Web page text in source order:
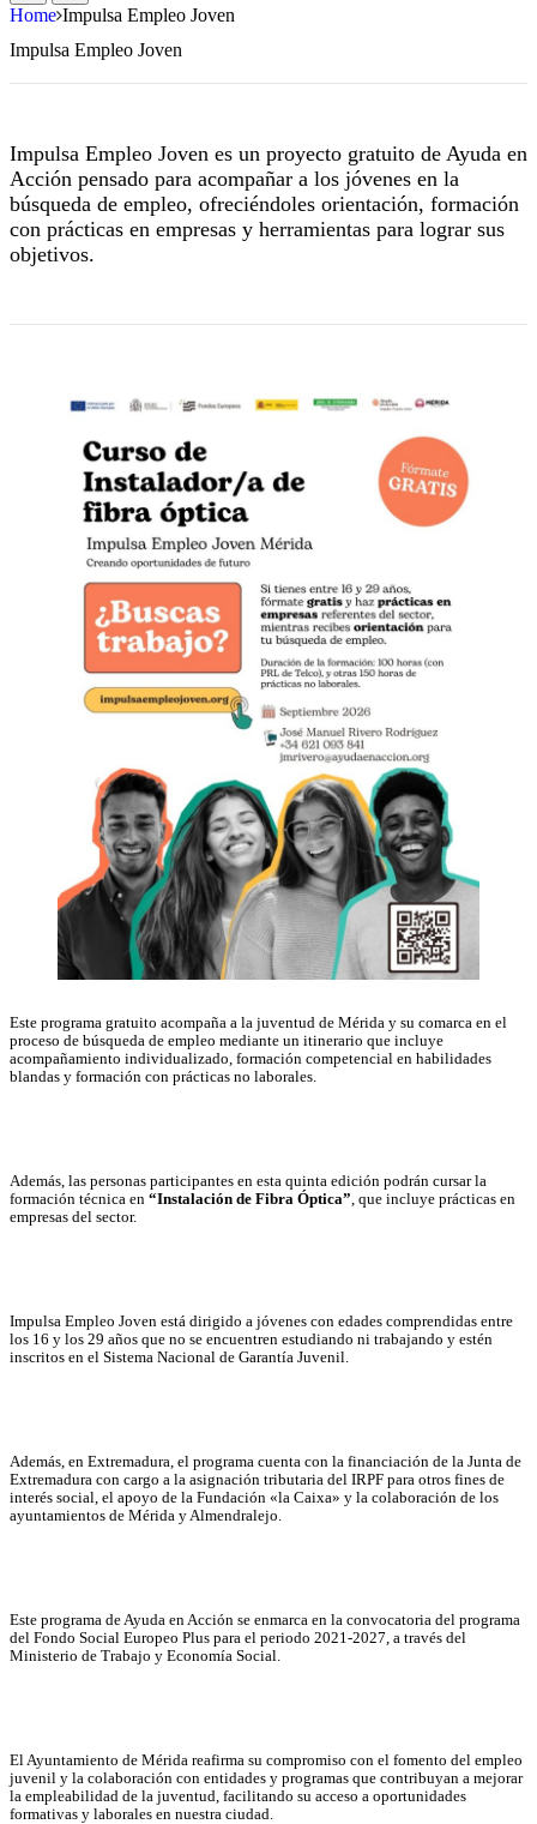
Home Impulsa Empleo Joven
Impulsa Empleo Joven
Impulsa Empleo Joven es un proyecto gratuito de Ayuda en
Acción pensado para acompañar a los jóvenes en la
búsqueda de empleo, ofreciéndoles orientación, formación
con prácticas en empresas y herramientas para lograr sus
objetivos.
Este programa gratuito acompaña a la juventud de Mérida y su comarca en el
proceso de búsqueda de empleo mediante un itinerario que incluye
acompañamiento individualizado, formación competencial en habilidades
blandas y formación con prácticas no laborales.
Además, las personas participantes en esta quinta edición podrán cursar la
formación técnica en “Instalación de Fibra Óptica”, que incluye prácticas en
empresas del sector.
Impulsa Empleo Joven está dirigido a jóvenes con edades comprendidas entre
los 16 y los 29 años que no se encuentren estudiando ni trabajando y estén
inscritos en el Sistema Nacional de Garantía Juvenil.
Además, en Extremadura, el programa cuenta con la financiación de la Junta de
Extremadura con cargo a la asignación tributaria del IRPF para otros fines de
interés social, el apoyo de la Fundación «la Caixa» y la colaboración de los
ayuntamientos de Mérida y Almendralejo.
Este programa de Ayuda en Acción se enmarca en la convocatoria del programa
del Fondo Social Europeo Plus para el periodo 2021-2027, a través del
Ministerio de Trabajo y Economía Social.
El Ayuntamiento de Mérida reafirma su compromiso con el fomento del empleo
juvenil y la colaboración con entidades y programas que contribuyan a mejorar
la empleabilidad de la juventud, facilitando su acceso a oportunidades
formativas y laborales en nuestra ciudad.